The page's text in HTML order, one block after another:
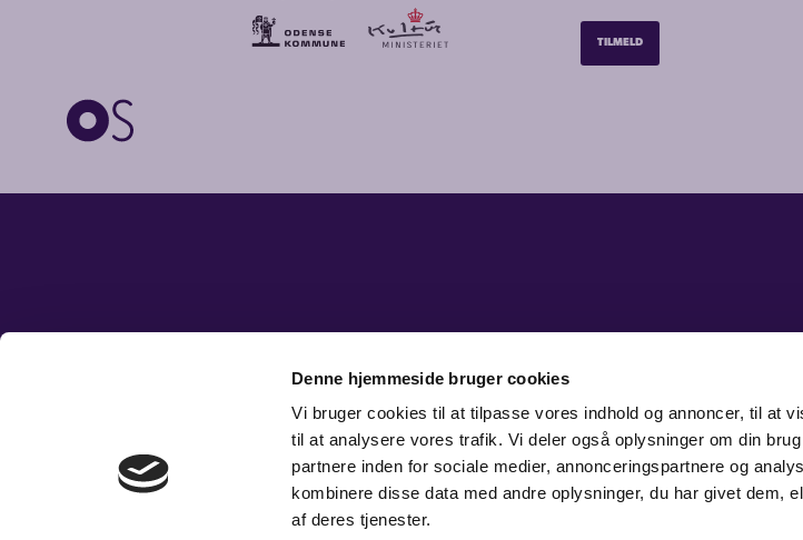
Denne hjemmeside bruger cookies
Vi bruger cookies til at tilpasse vores indhold og annoncer, til at
til at analysere vores trafik. Vi deler også oplysninger om din
partnere inden for sociale medier, annonceringspartnere og
kombinere disse data med andre oplysninger, du har givet dem,
af deres tjenester.